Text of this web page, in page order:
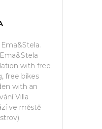
with free
free bikes
with an
Villa
ve městě